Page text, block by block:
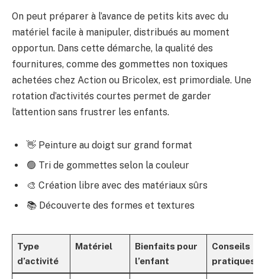
On peut préparer à l’avance de petits kits avec du
matériel facile à manipuler, distribués au moment
opportun. Dans cette démarche, la qualité des
fournitures, comme des gommettes non toxiques
achetées chez Action ou Bricolex, est primordiale. Une
rotation d’activités courtes permet de garder
l’attention sans frustrer les enfants.
👋 Peinture au doigt sur grand format
🟢 Tri de gommettes selon la couleur
🎨 Création libre avec des matériaux sûrs
📚 Découverte des formes et textures
Type
d’activité
Matériel
Bienfaits pour
l’enfant
Conseils
pratiques